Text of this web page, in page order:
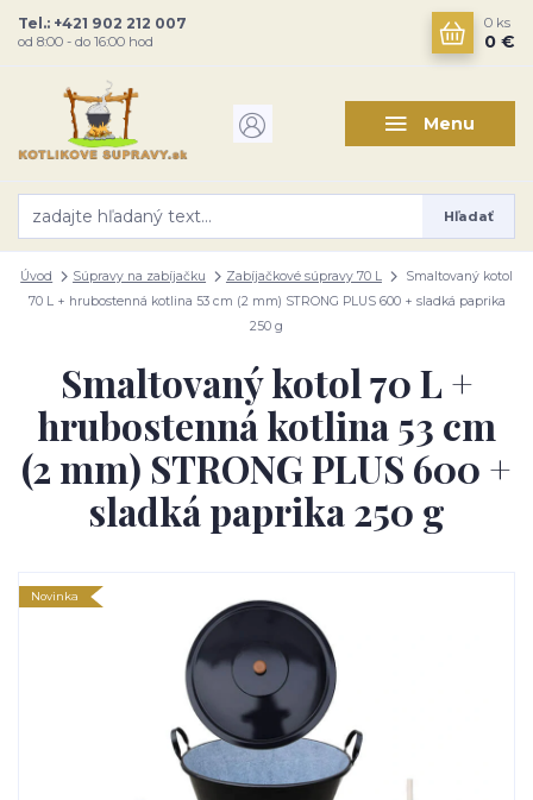
Menu
Hľadať
Tel.: +421 902 212 007
od 8:00 - do 16:00 hod
0 ks
0 €
Úvod Súpravy na zabíjačku Zabíjačkové súpravy 70 L
Smaltovaný kotol
70 L + hrubostenná kotlina 53 cm (2 mm) STRONG PLUS 600 + sladká paprika
250 g
Smaltovaný kotol 70 L +
hrubostenná kotlina 53 cm
(2 mm) STRONG PLUS 600 +
sladká paprika 250 g
Novinka